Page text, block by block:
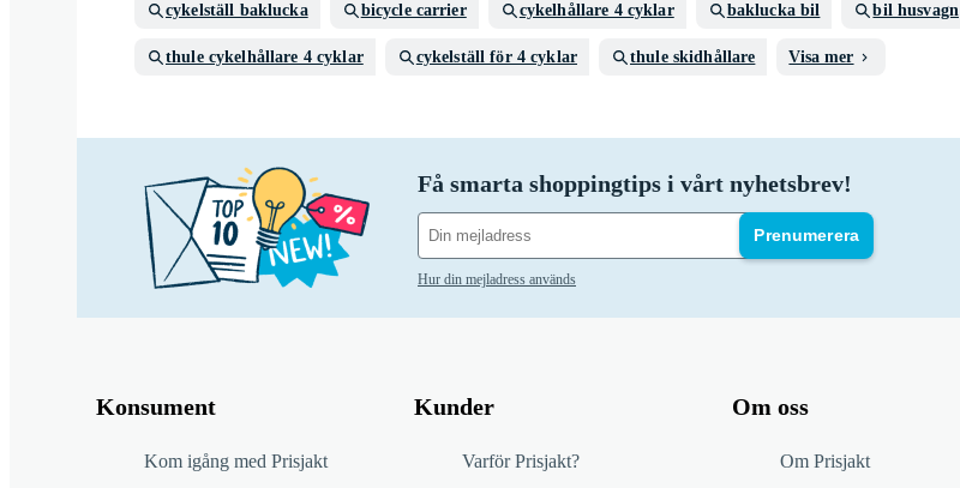
cykelställ baklucka bicycle carrier cykelhållare 4 cyklar baklucka bil bil husvagn
thule cykelhållare 4 cyklar cykelställ för 4 cyklar thule skidhållare Visa mer
Få smarta shoppingtips i vårt nyhetsbrev!
Prenumerera
Hur din mejladress används
Konsument
Kom igång med Prisjakt
Kunder
Varför Prisjakt?
Om oss
Om Prisjakt